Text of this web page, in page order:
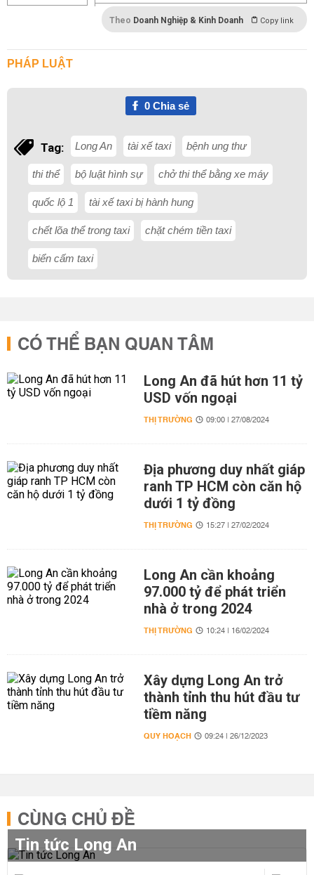
Theo Doanh Nghiệp & Kinh Doanh Copy link
PHÁP LUẬT
0Chia sẻ
Tag: Long An tài xế taxi bệnh ung thư
thi thể bộ luật hình sự chở thi thể bằng xe máy
quốc lộ 1 tài xế taxi bị hành hung
chết lõa thể trong taxi chặt chém tiền taxi
biển cấm taxi
CÓ THỂ BẠN QUAN TÂM
Long An đã hút hơn 11 tỷ
USD vốn ngoại
THỊ TRƯỜNG 09:00 | 27/08/2024
Địa phương duy nhất giáp
ranh TP HCM còn căn hộ
dưới 1 tỷ đồng
THỊ TRƯỜNG 15:27 | 27/02/2024
Long An cần khoảng
97.000 tỷ để phát triển
nhà ở trong 2024
THỊ TRƯỜNG 10:24 | 16/02/2024
Xây dựng Long An trở
thành tỉnh thu hút đầu tư
tiềm năng
QUY HOẠCH 09:24 | 26/12/2023
CÙNG CHỦ ĐỀ
Tin tức Long An